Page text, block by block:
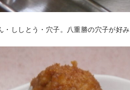
・ししとう・穴子。八重勝の穴子が好